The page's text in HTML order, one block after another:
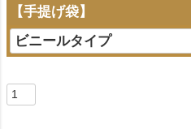
【手提げ袋】